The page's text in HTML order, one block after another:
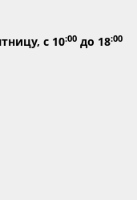
с 10:00 до 18:00